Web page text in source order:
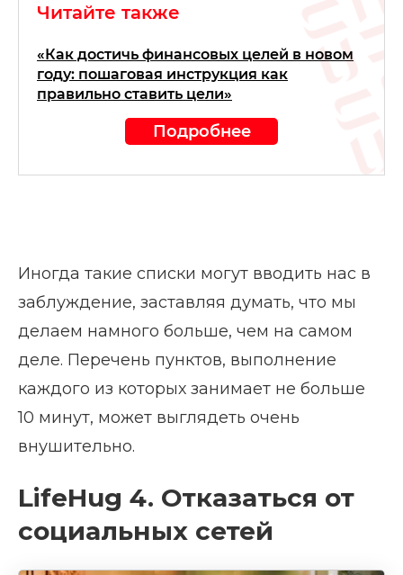
Читайте также
«Как достичь финансовых целей в новом
году: пошаговая инструкция как
правильно ставить цели»
Подробнее
Иногда такие списки могут вводить нас в
заблуждение, заставляя думать, что мы
делаем намного больше, чем на самом
деле. Перечень пунктов, выполнение
каждого из которых занимает не больше
10 минут, может выглядеть очень
внушительно.
LifeHug 4. Отказаться от
социальных сетей